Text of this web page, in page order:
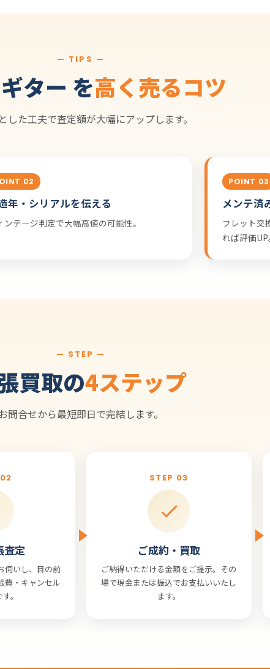
— TIPS —
ター を高く売るコツ
した工夫で査定額が大幅にアップします。
02
年・シリアルを伝える
ンテージ判定で大幅高値の可能性。
POINT 03
メンテ済
フレット交
れば評価UP
— STEP —
買取の4ステップ
問合せから最短即日で完結します。
査定
伺いし、目の前
費・キャンセル
。
STEP 03
ご成約・買取
ご納得いただける金額をご提示。その
場で現金または振込でお支払いいたし
ます。